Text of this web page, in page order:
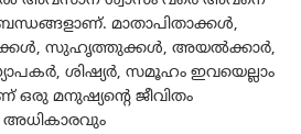
മാതാപിതാക്കൾ,
സുഹൃത്തുക്കൾ, അയൽക്കാർ,
ശിഷ്യർ, സമൂഹം ഇവയെല്ലാം
മനുഷ്യന്റെ ജീവിതം
അധികാരവും